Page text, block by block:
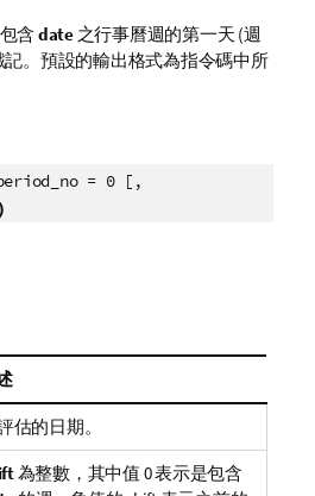
含 date之行事曆週的第一天 (週
。預設的輸出格式為指令碼中所
= 0 [,
估的日期。
為整數，其中值 0 表示是包含